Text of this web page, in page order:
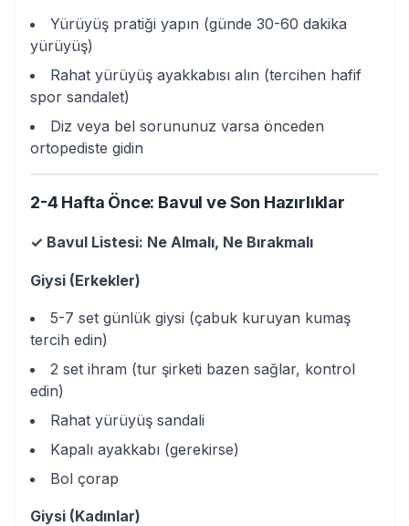
Yürüyüş pratiği yapın (günde 30-60 dakika
yürüyüş)
Rahat yürüyüş ayakkabısı alın (tercihen hafif
spor sandalet)
Diz veya bel sorununuz varsa önceden
ortopediste gidin
2-4 Hafta Önce: Bavul ve Son Hazırlıklar
✓ Bavul Listesi: Ne Almalı, Ne Bırakmalı
Giysi (Erkekler)
5-7 set günlük giysi (çabuk kuruyan kumaş
tercih edin)
2 set ihram (tur şirketi bazen sağlar, kontrol
edin)
Rahat yürüyüş sandali
Kapalı ayakkabı (gerekirse)
Bol çorap
Giysi (Kadınlar)